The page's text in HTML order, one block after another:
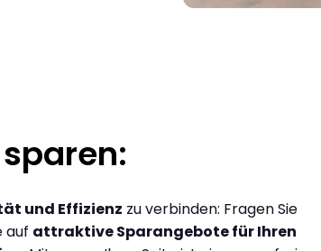
und Effizienz zu verbinden: Fragen Sie
auf attraktive Sparangebote für Ihren